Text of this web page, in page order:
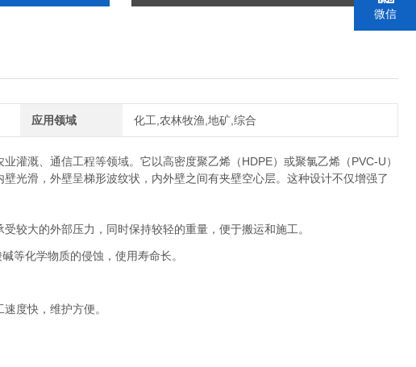
应用领域 化工,农林牧渔,地矿,综合
灌溉、通信工程等领域。它以高密度聚乙烯（HDPE）或聚氯乙烯（PVC-U）
光滑，外壁呈梯形波纹状，内外壁之间有夹壁空心层。这种设计不仅增强了
较大的外部压力，同时保持较轻的重量，便于搬运和施工。
等化学物质的侵蚀，使用寿命长。
度快，维护方便。
微信